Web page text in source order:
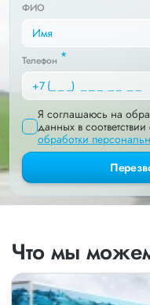
ФИО
Телефон *
Я соглашаюсь на
данных в
обработки
Что мы